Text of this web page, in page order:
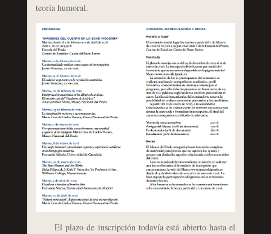
teoría humoral.
El plazo de inscripción todavía está abierto hasta el